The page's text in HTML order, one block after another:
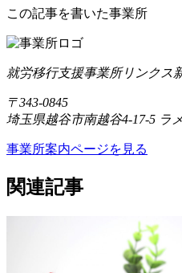
この記事を書いた事業所
就労移行支援事業所リンクス
〒343-0845
埼玉県越谷市南越谷4-17-5 ラ
事業所案内ページを見る
関連記事